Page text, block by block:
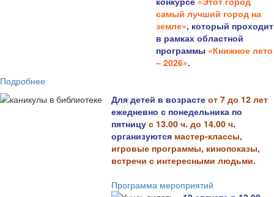
самый лучший город на
земле», который проходит
в рамках областной
программы «Книжное лето
– 2026».
Подробнее
Для детей в возрасте от 7 до 12 лет
ежедневно с понедельника по
пятницу с 13.00 ч. до 14.00 ч.
организуются мастер-классы,
игровые программы, кинопоказы,
встречи с интересными людьми.
Программа мероприятий